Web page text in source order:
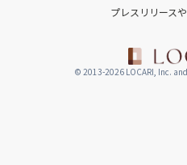
プレスリリース
© 2013-2026 LOCARI, Inc.